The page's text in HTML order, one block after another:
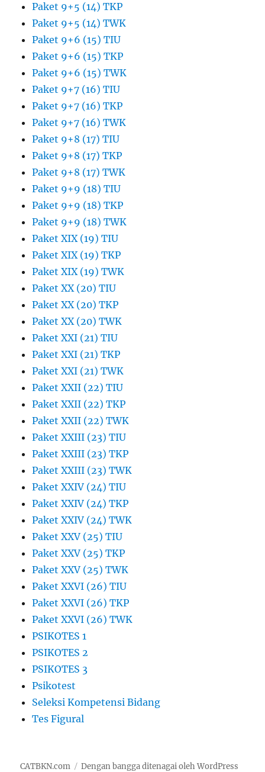
Paket 9+5 (14) TKP
Paket 9+5 (14) TWK
Paket 9+6 (15) TIU
Paket 9+6 (15) TKP
Paket 9+6 (15) TWK
Paket 9+7 (16) TIU
Paket 9+7 (16) TKP
Paket 9+7 (16) TWK
Paket 9+8 (17) TIU
Paket 9+8 (17) TKP
Paket 9+8 (17) TWK
Paket 9+9 (18) TIU
Paket 9+9 (18) TKP
Paket 9+9 (18) TWK
Paket XIX (19) TIU
Paket XIX (19) TKP
Paket XIX (19) TWK
Paket XX (20) TIU
Paket XX (20) TKP
Paket XX (20) TWK
Paket XXI (21) TIU
Paket XXI (21) TKP
Paket XXI (21) TWK
Paket XXII (22) TIU
Paket XXII (22) TKP
Paket XXII (22) TWK
Paket XXIII (23) TIU
Paket XXIII (23) TKP
Paket XXIII (23) TWK
Paket XXIV (24) TIU
Paket XXIV (24) TKP
Paket XXIV (24) TWK
Paket XXV (25) TIU
Paket XXV (25) TKP
Paket XXV (25) TWK
Paket XXVI (26) TIU
Paket XXVI (26) TKP
Paket XXVI (26) TWK
PSIKOTES 1
PSIKOTES 2
PSIKOTES 3
Psikotest
Seleksi Kompetensi Bidang
Tes Figural
CATBKN.com Dengan bangga ditenagai oleh WordPress